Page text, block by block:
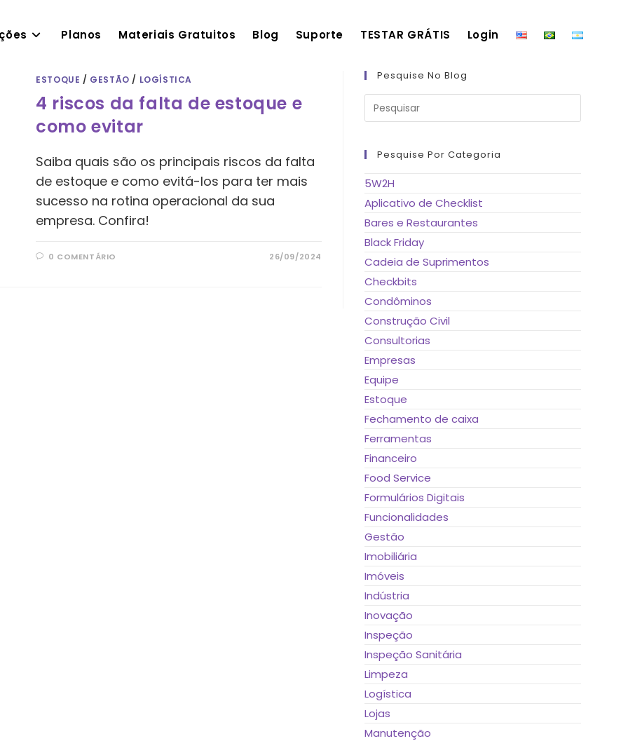
Planos Materiais Gratuitos Blog Suporte TESTAR GRÁTIS Login
ESTOQUE / GESTÃO / LOGÍSTICA
4 riscos da falta de estoque e
como evitar
Saiba quais são os principais riscos da falta
de estoque e como evitá-los para ter mais
sucesso na rotina operacional da sua
empresa. Confira!
0 COMENTÁRIO 26/09/2024
Pesquise No Blog
Pressione
tecla
Pesquise Por Categoria
5W2H
Aplicativo de Checklist
Bares e Restaurantes
Black Friday
Cadeia de Suprimentos
Checkbits
Condôminos
Construção Civil
Consultorias
Empresas
Equipe
Estoque
Fechamento de caixa
Ferramentas
Financeiro
Food Service
Formulários Digitais
Funcionalidades
Gestão
Imobiliária
Imóveis
Indústria
Inovação
Inspeção
Inspeção Sanitária
Limpeza
Logística
Lojas
Manutenção